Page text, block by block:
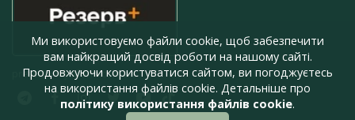
press@armyinform.com.ua
Ми використовуємо файли cookie, щоб забезпечити
вам найкращий досвід роботи на нашому сайті.
Продовжуючи користуватися сайтом, ви погоджуєтесь
на використання файлів cookie. Детальніше про
політику використання файлів cookie.